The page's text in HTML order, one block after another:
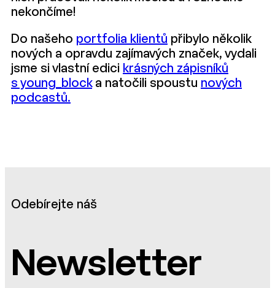
nekončíme!
Do našeho portfolia klientů přibylo několik
nových a opravdu zajímavých značek, vydali
jsme si vlastní edici krásných zápisníků
s young_blocka natočili spoustu nových
podcastů.
Odebírejte náš
Newsletter